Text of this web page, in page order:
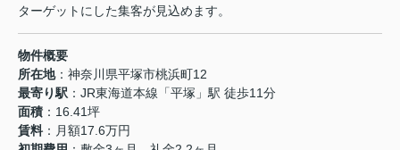
ターゲットにした集客が見込めます。
物件概要
所在地：神奈川県平塚市桃浜町12
最寄り駅 ：JR東海道本線「平塚」駅 徒歩11分
面積 ：16.41坪
賃料：月額17.6万円